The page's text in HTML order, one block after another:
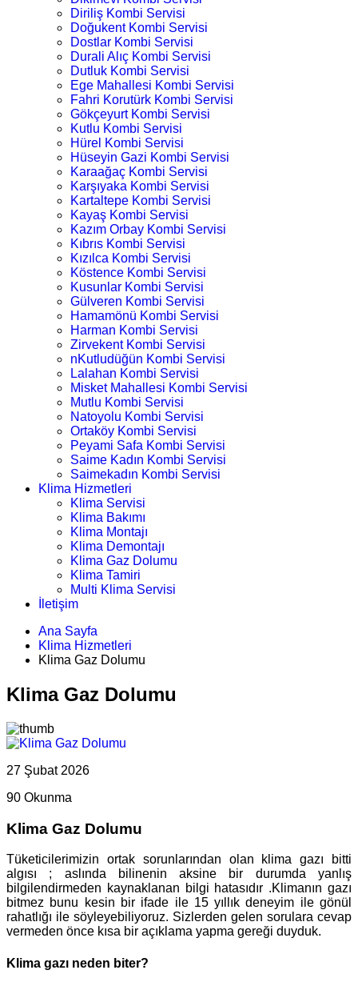
Diriliş Kombi Servisi
Doğukent Kombi Servisi
Dostlar Kombi Servisi
Durali Alıç Kombi Servisi
Dutluk Kombi Servisi
Ege Mahallesi Kombi Servisi
Fahri Korutürk Kombi Servisi
Gökçeyurt Kombi Servisi
Kutlu Kombi Servisi
Hürel Kombi Servisi
Hüseyin Gazi Kombi Servisi
Karaağaç Kombi Servisi
Karşıyaka Kombi Servisi
Kartaltepe Kombi Servisi
Kayaş Kombi Servisi
Kazım Orbay Kombi Servisi
Kıbrıs Kombi Servisi
Kızılca Kombi Servisi
Köstence Kombi Servisi
Kusunlar Kombi Servisi
Gülveren Kombi Servisi
Hamamönü Kombi Servisi
Harman Kombi Servisi
Zirvekent Kombi Servisi
nKutludüğün Kombi Servisi
Lalahan Kombi Servisi
Misket Mahallesi Kombi Servisi
Mutlu Kombi Servisi
Natoyolu Kombi Servisi
Ortaköy Kombi Servisi
Peyami Safa Kombi Servisi
Saime Kadın Kombi Servisi
Saimekadın Kombi Servisi
Klima Hizmetleri
Klima Servisi
Klima Bakımı
Klima Montajı
Klima Demontajı
Klima Gaz Dolumu
Klima Tamiri
Multi Klima Servisi
İletişim
Ana Sayfa
Klima Hizmetleri
Klima Gaz Dolumu
Klima Gaz Dolumu
27 Şubat 2026
90 Okunma
Klima Gaz Dolumu
Tüketicilerimizin ortak sorunlarından olan klima gazı bitti
algısı ; aslında bilinenin aksine bir durumda yanlış
bilgilendirmeden kaynaklanan bilgi hatasıdır .Klimanın gazı
bitmez bunu kesin bir ifade ile 15 yıllık deneyim ile gönül
rahatlığı ile söyleyebiliyoruz. Sizlerden gelen sorulara cevap
vermeden önce kısa bir açıklama yapma gereği duyduk.
Klima gazı neden biter?